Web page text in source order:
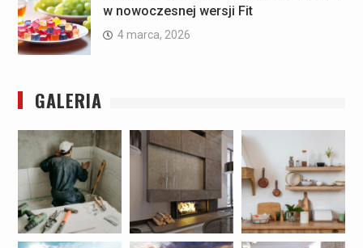
w nowoczesnej wersji Fit
4 marca, 2026
GALERIA